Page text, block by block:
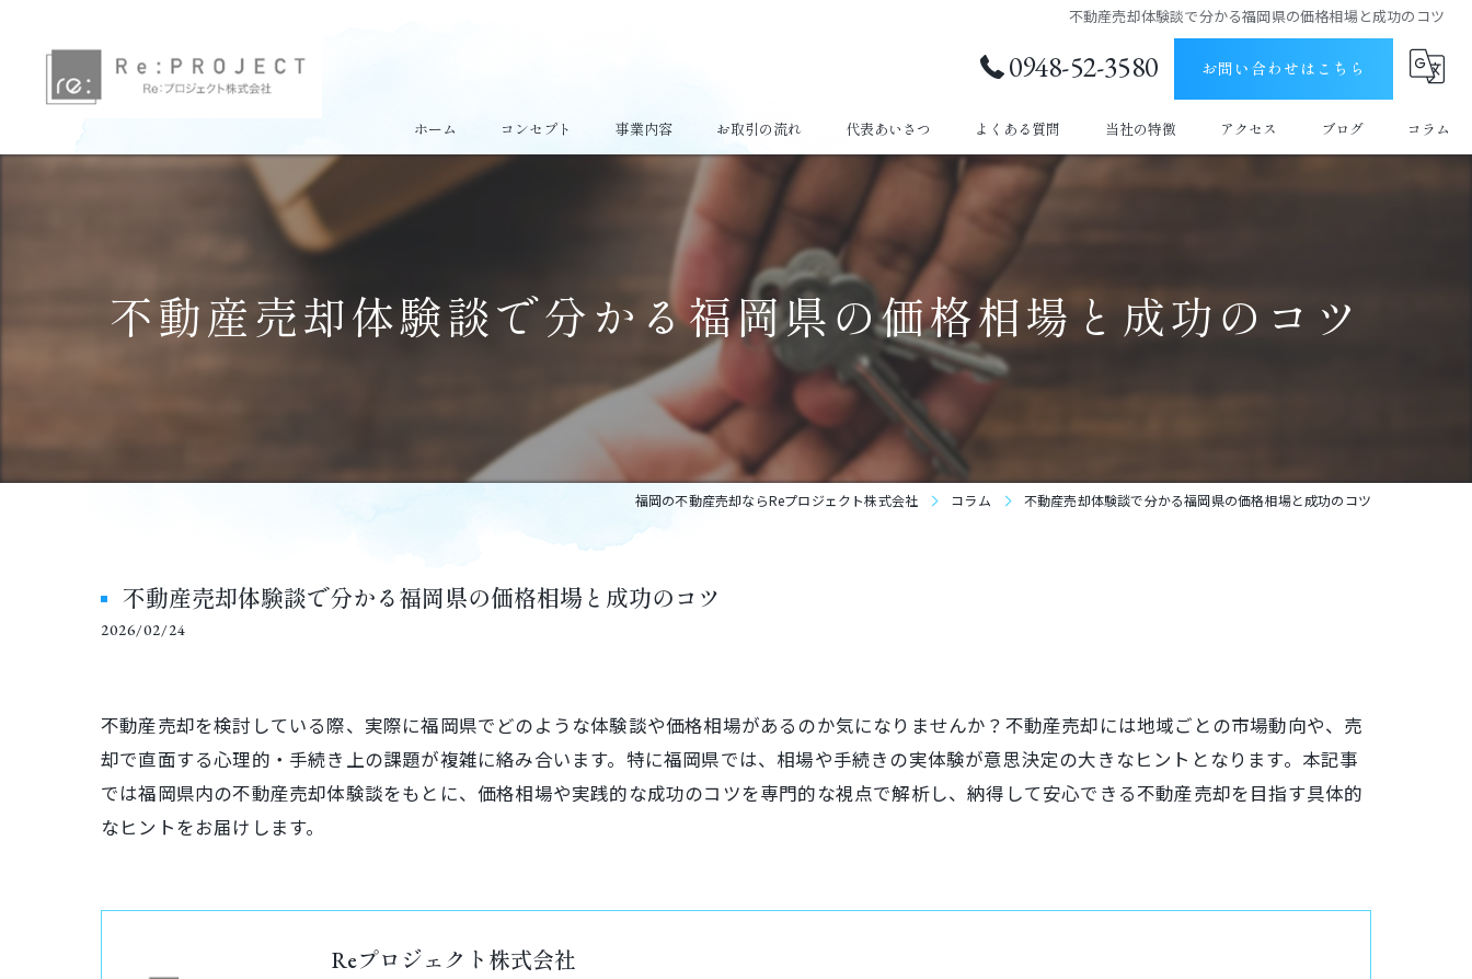
不動産売却体験談で分かる福岡県の価格相場と成功のコツ
0948-52-3580 お問い合わせはこちら
ホーム コンセプト 事業内容 お取引の流れ 代表あいさつ よくある質問 当社の特徴
空き家
アクセス ブログ コラム
不動産売却体験談で分かる福岡県の価格相場と成功のコツ
福岡の不動産売却ならReプロジェクト株式会社 コラム 不動産売却体験談で分かる福岡県の価格相場と成功のコツ
不動産売却体験談で分かる福岡県の価格相場と成功のコツ
2026/02/24
不動産売却を検討している際、実際に福岡県でどのような体験談や価格相場があるのか気になりませんか？不動産売却には地域ごとの市場動向や、売
却で直面する心理的・手続き上の課題が複雑に絡み合います。特に福岡県では、相場や手続きの実体験が意思決定の大きなヒントとなります。本記事
では福岡県内の不動産売却体験談をもとに、価格相場や実践的な成功のコツを専門的な視点で解析し、納得して安心できる不動産売却を目指す具体的
なヒントをお届けします。
Reプロジェクト株式会社